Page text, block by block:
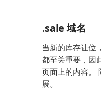
.sale 域名
当新的库存让位
都至关重要，因
页面上的内容。
展。